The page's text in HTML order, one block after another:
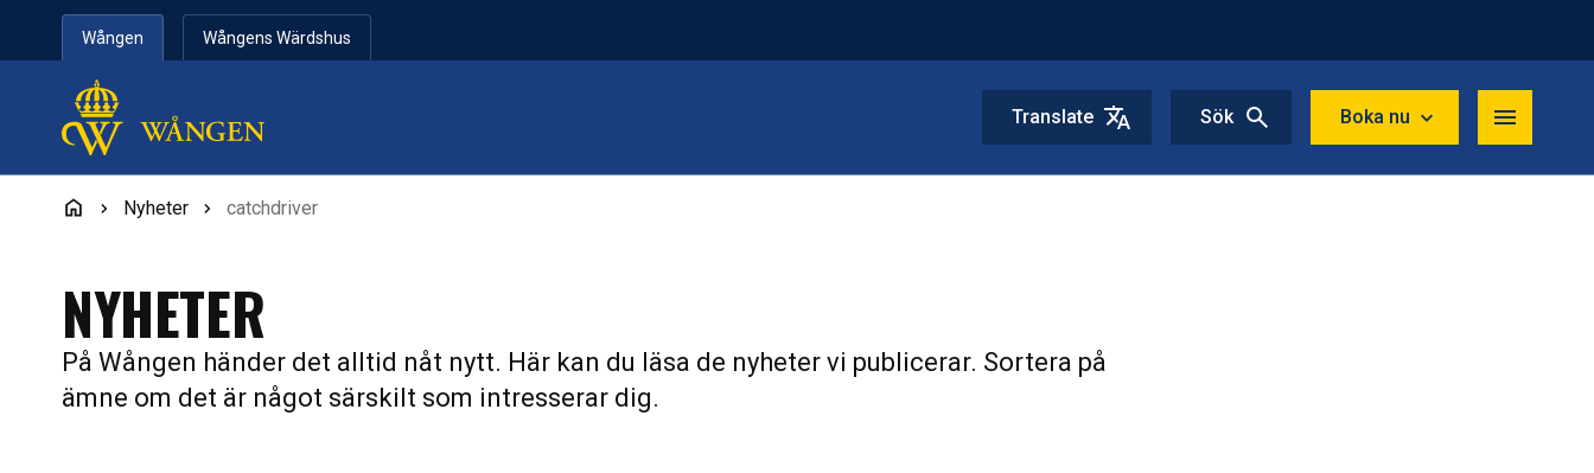
Hoppa till innehåll
Wången Wångens Wärdshus
Translate Sök Boka nu
Nyheter catchdriver
NYHETER
På Wången händer det alltid nåt nytt. Här kan du läsa de nyheter vi publicerar. Sortera på
ämne om det är något särskilt som intresserar dig.